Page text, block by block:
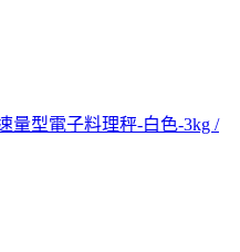
量型電子料理秤-白色-3kg /